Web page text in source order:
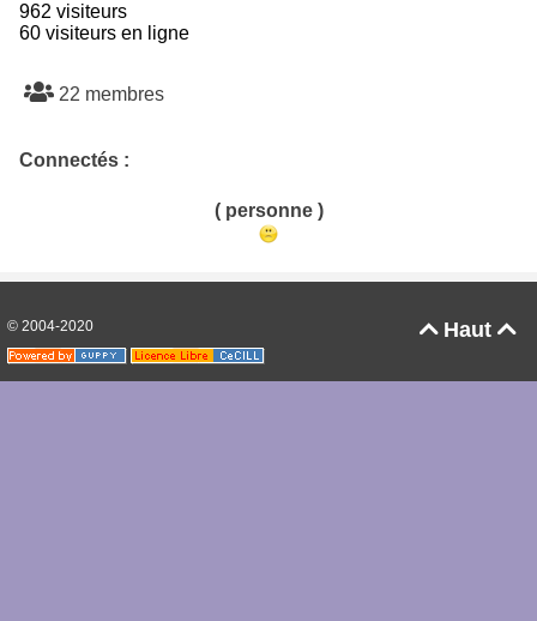
962 visiteurs
60 visiteurs en ligne
22 membres
Connectés :
( personne )
Haut 
© 2004-2020